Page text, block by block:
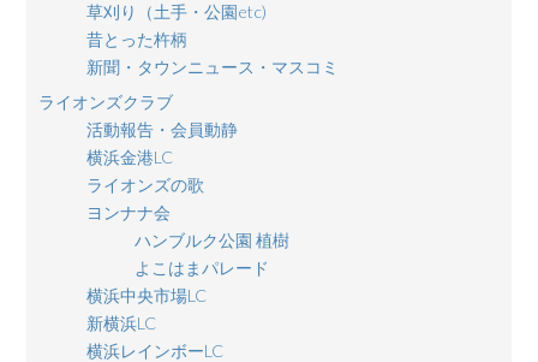
草刈り（土手・公園etc)
昔とった杵柄
新聞・タウンニュース・マスコミ
ライオンズクラブ
活動報告・会員動静
横浜金港LC
ライオンズの歌
ヨンナナ会
ハンブルク公園 植樹
よこはまパレード
横浜中央市場LC
新横浜LC
横浜レインボーLC